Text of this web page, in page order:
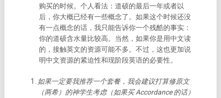
购买的时候。个人看法：道硕的最后一年或者以
后，你大概已经有一些概念了。如果这个时候还没
有一点概念的话，我只能告诉你一个残酷的事实：
你的道硕含水量比较高。当然，如果你是用中文读
的，接触英文的资源可能不多。不过，这也更加说
明中文资源的紧迫性和现阶段英语的必要性。
如果一定要我推荐一个套餐，我会建议打算修原文
（两希）的神学生考虑（如果买 Accordance 的话）